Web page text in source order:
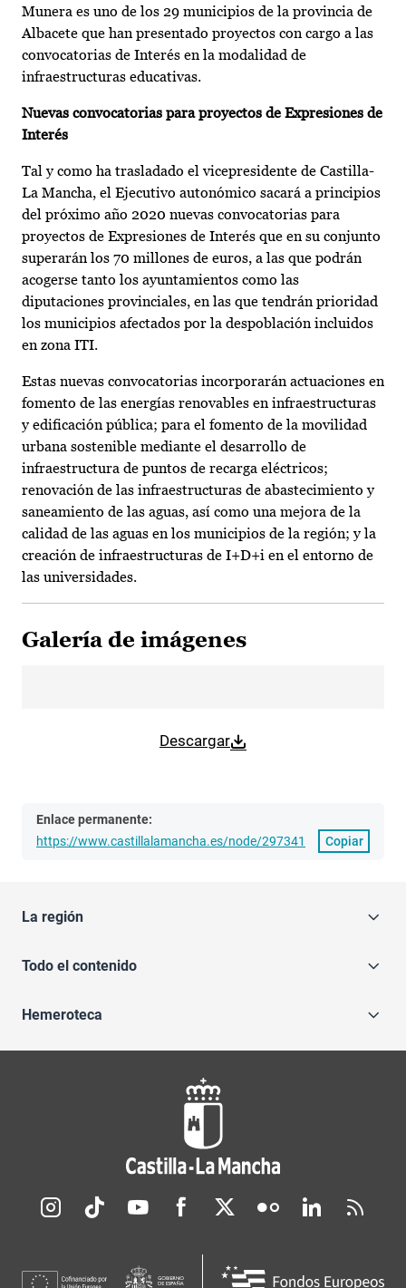
Munera es uno de los 29 municipios de la provincia de
Albacete que han presentado proyectos con cargo a las
convocatorias de Interés en la modalidad de
infraestructuras educativas.
Nuevas convocatorias para proyectos de Expresiones de
Interés
Tal y como ha trasladado el vicepresidente de Castilla-
La Mancha, el Ejecutivo autonómico sacará a principios
del próximo año 2020 nuevas convocatorias para
proyectos de Expresiones de Interés que en su conjunto
superarán los 70 millones de euros, a las que podrán
acogerse tanto los ayuntamientos como las
diputaciones provinciales, en las que tendrán prioridad
los municipios afectados por la despoblación incluidos
en zona ITI.
Estas nuevas convocatorias incorporarán actuaciones en
fomento de las energías renovables en infraestructuras
y edificación pública; para el fomento de la movilidad
urbana sostenible mediante el desarrollo de
infraestructura de puntos de recarga eléctricos;
renovación de las infraestructuras de abastecimiento y
saneamiento de las aguas, así como una mejora de la
calidad de las aguas en los municipios de la región; y la
creación de infraestructuras de I+D+i en el entorno de
las universidades.
Galería de imágenes
Descargar
Enlace permanente:
https://www.castillalamancha.es/node/297341
Copiar
La región
Todo el contenido
Hemeroteca
Redes sociales JCCM